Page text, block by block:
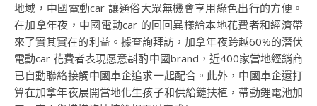
地域，中國電動car 讓通俗大眾無機會享用綠色出行的方便。
在加拿年夜，中國電動car 的回回異樣給本地花費者和經濟帶
來了實其實在的利益。據查詢拜訪，加拿年夜跨越60%的潛伏
電動car 花費者表現愿意斟酌中國brand，近400家當地經銷商
已自動聯絡接觸中國車企追求一起配合。此外，中國車企還打
算在加拿年夜展開當地化生孩子和供給鏈扶植，帶動鋰電池加